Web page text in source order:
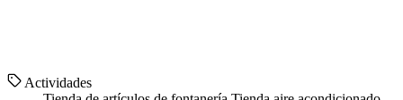
Actividades